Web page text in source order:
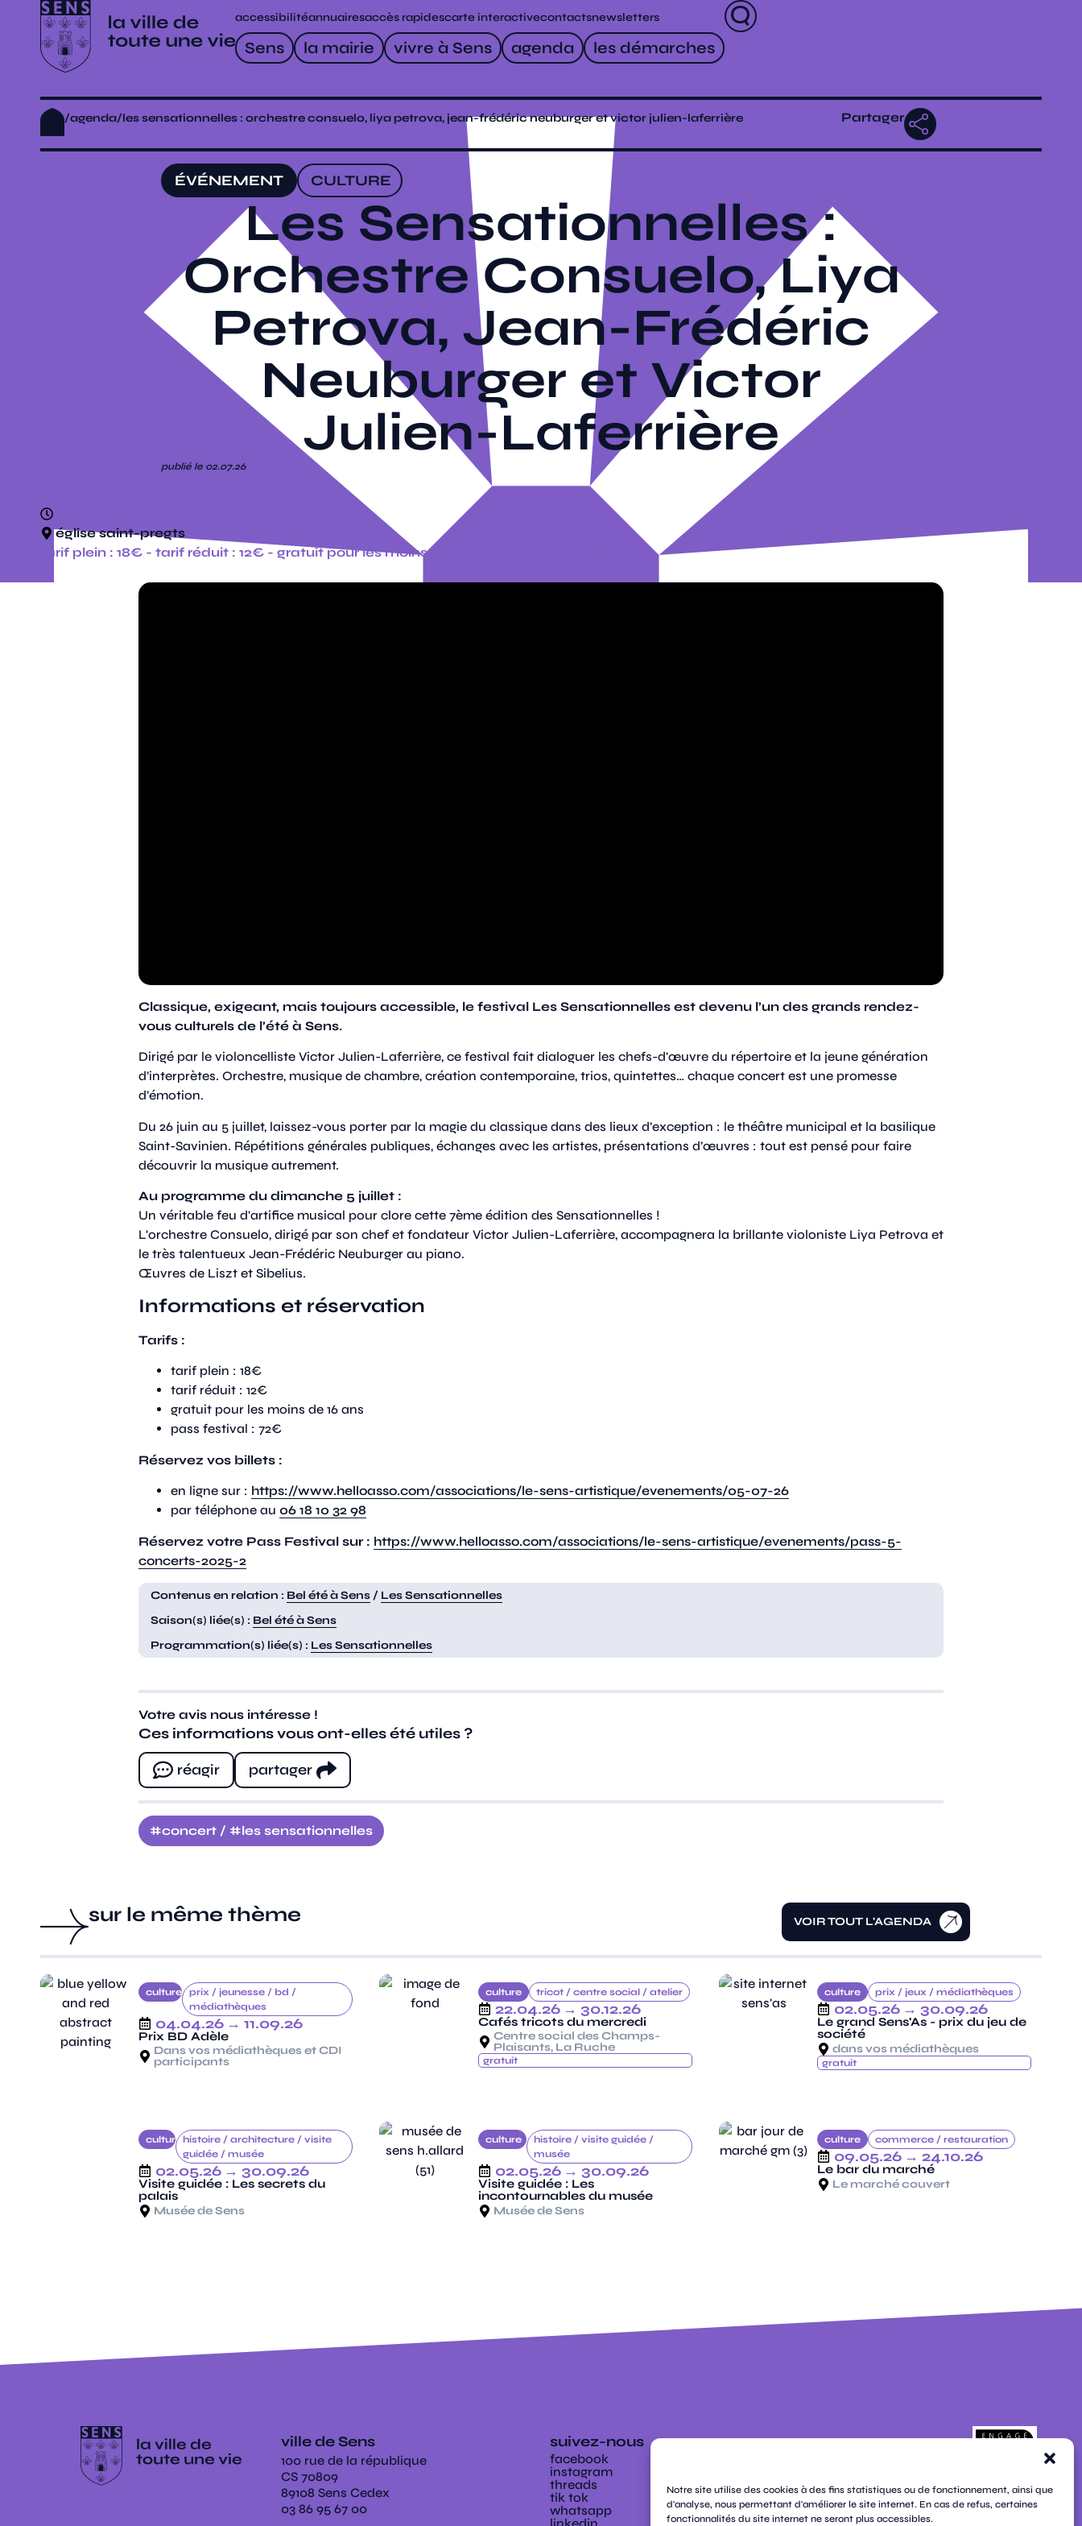
Notre site utilise des cookies à des fins statistiques ou de fonctionnement, ainsi que
d'analyse, nous permettant d'améliorer le site internet. En cas de refus, certaines
fonctionnalités du site internet ne seront plus accessibles.
Sens la mairie vivre à Sens agenda les démarches
accessibilitéannuairesaccès rapidescarte interactivecontactsnewsletters
/agenda/les sensationnelles : orchestre consuelo, liya petrova, jean-frédéric neuburger et victor julien-laferrière Partager
ÉVÉNEMENT CULTURE
Les Sensationnelles :
Orchestre Consuelo, Liya
Petrova, Jean-Frédéric
Neuburger et Victor
Julien-Laferrière
publié le 02.07.26
église saint-pregts
tarif plein : 18€ - tarif réduit : 12€ - gratuit pour les moins de 16 ans - pass festival : 72€
Classique, exigeant, mais toujours accessible, le festival Les Sensationnelles est devenu l’un des grands rendez-
vous culturels de l’été à Sens.
Dirigé par le violoncelliste Victor Julien-Laferrière, ce festival fait dialoguer les chefs-d'œuvre du répertoire et la jeune génération
d’interprètes. Orchestre, musique de chambre, création contemporaine, trios, quintettes… chaque concert est une promesse
d’émotion.
Du 26 juin au 5 juillet, laissez-vous porter par la magie du classique dans des lieux d’exception : le théâtre municipal et la basilique
Saint-Savinien. Répétitions générales publiques, échanges avec les artistes, présentations d’œuvres : tout est pensé pour faire
découvrir la musique autrement.
Au programme du dimanche 5 juillet :
Un véritable feu d'artifice musical pour clore cette 7ème édition des Sensationnelles !
L'orchestre Consuelo, dirigé par son chef et fondateur Victor Julien-Laferrière, accompagnera la brillante violoniste Liya Petrova et
le très talentueux Jean-Frédéric Neuburger au piano.
Œuvres de Liszt et Sibelius.
Informations et réservation
Tarifs :
tarif plein : 18€
tarif réduit : 12€
gratuit pour les moins de 16 ans
pass festival : 72€
Réservez vos billets :
en ligne sur : https://www.helloasso.com/associations/le-sens-artistique/evenements/05-07-26
par téléphone au 06 18 10 32 98
Réservez votre Pass Festival sur : https://www.helloasso.com/associations/le-sens-artistique/evenements/pass-5-
concerts-2025-2
Contenus en relation : Bel été à Sens / Les Sensationnelles
Saison(s) liée(s) : Bel été à Sens
Programmation(s) liée(s) : Les Sensationnelles
Votre avis nous intéresse !
Ces informations vous ont-elles été utiles ?
réagir partager
concert / les sensationnelles
sur le même thème VOIR TOUT L'AGENDA
culture prix / jeunesse / bd /
médiathèques
04.04.26 → 11.09.26
Prix BD Adèle
Dans vos médiathèques et CDI
participants
culture tricot / centre social / atelier
22.04.26 → 30.12.26
Cafés tricots du mercredi
Centre social des Champs-
Plaisants, La Ruche
gratuit
culture prix /jeux /médiathèques
02.05.26 → 30.09.26
Le grand Sens'As - prix du jeu de
société
dans vos médiathèques
gratuit
culturehistoire / architecture / visite
guidée / musée
02.05.26 → 30.09.26
Visite guidée : Les secrets du
palais
Musée de Sens
culture histoire /visite guidée /
musée
02.05.26 → 30.09.26
Visite guidée : Les
incontournables du musée
Musée de Sens
culture commerce /restauration
09.05.26 → 24.10.26
Le bar du marché
Le marché couvert
ville de Sens
100 rue de la république
CS 70809
89108 Sens Cedex
03 86 95 67 00
suivez-nous
facebook
instagram
threads
tik tok
whatsapp
pages
plan du site
mentions légales
cookies